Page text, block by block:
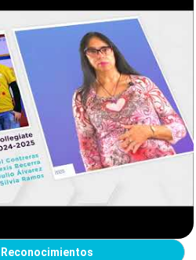
Reconocimientos